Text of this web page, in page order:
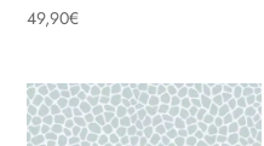
49,90€